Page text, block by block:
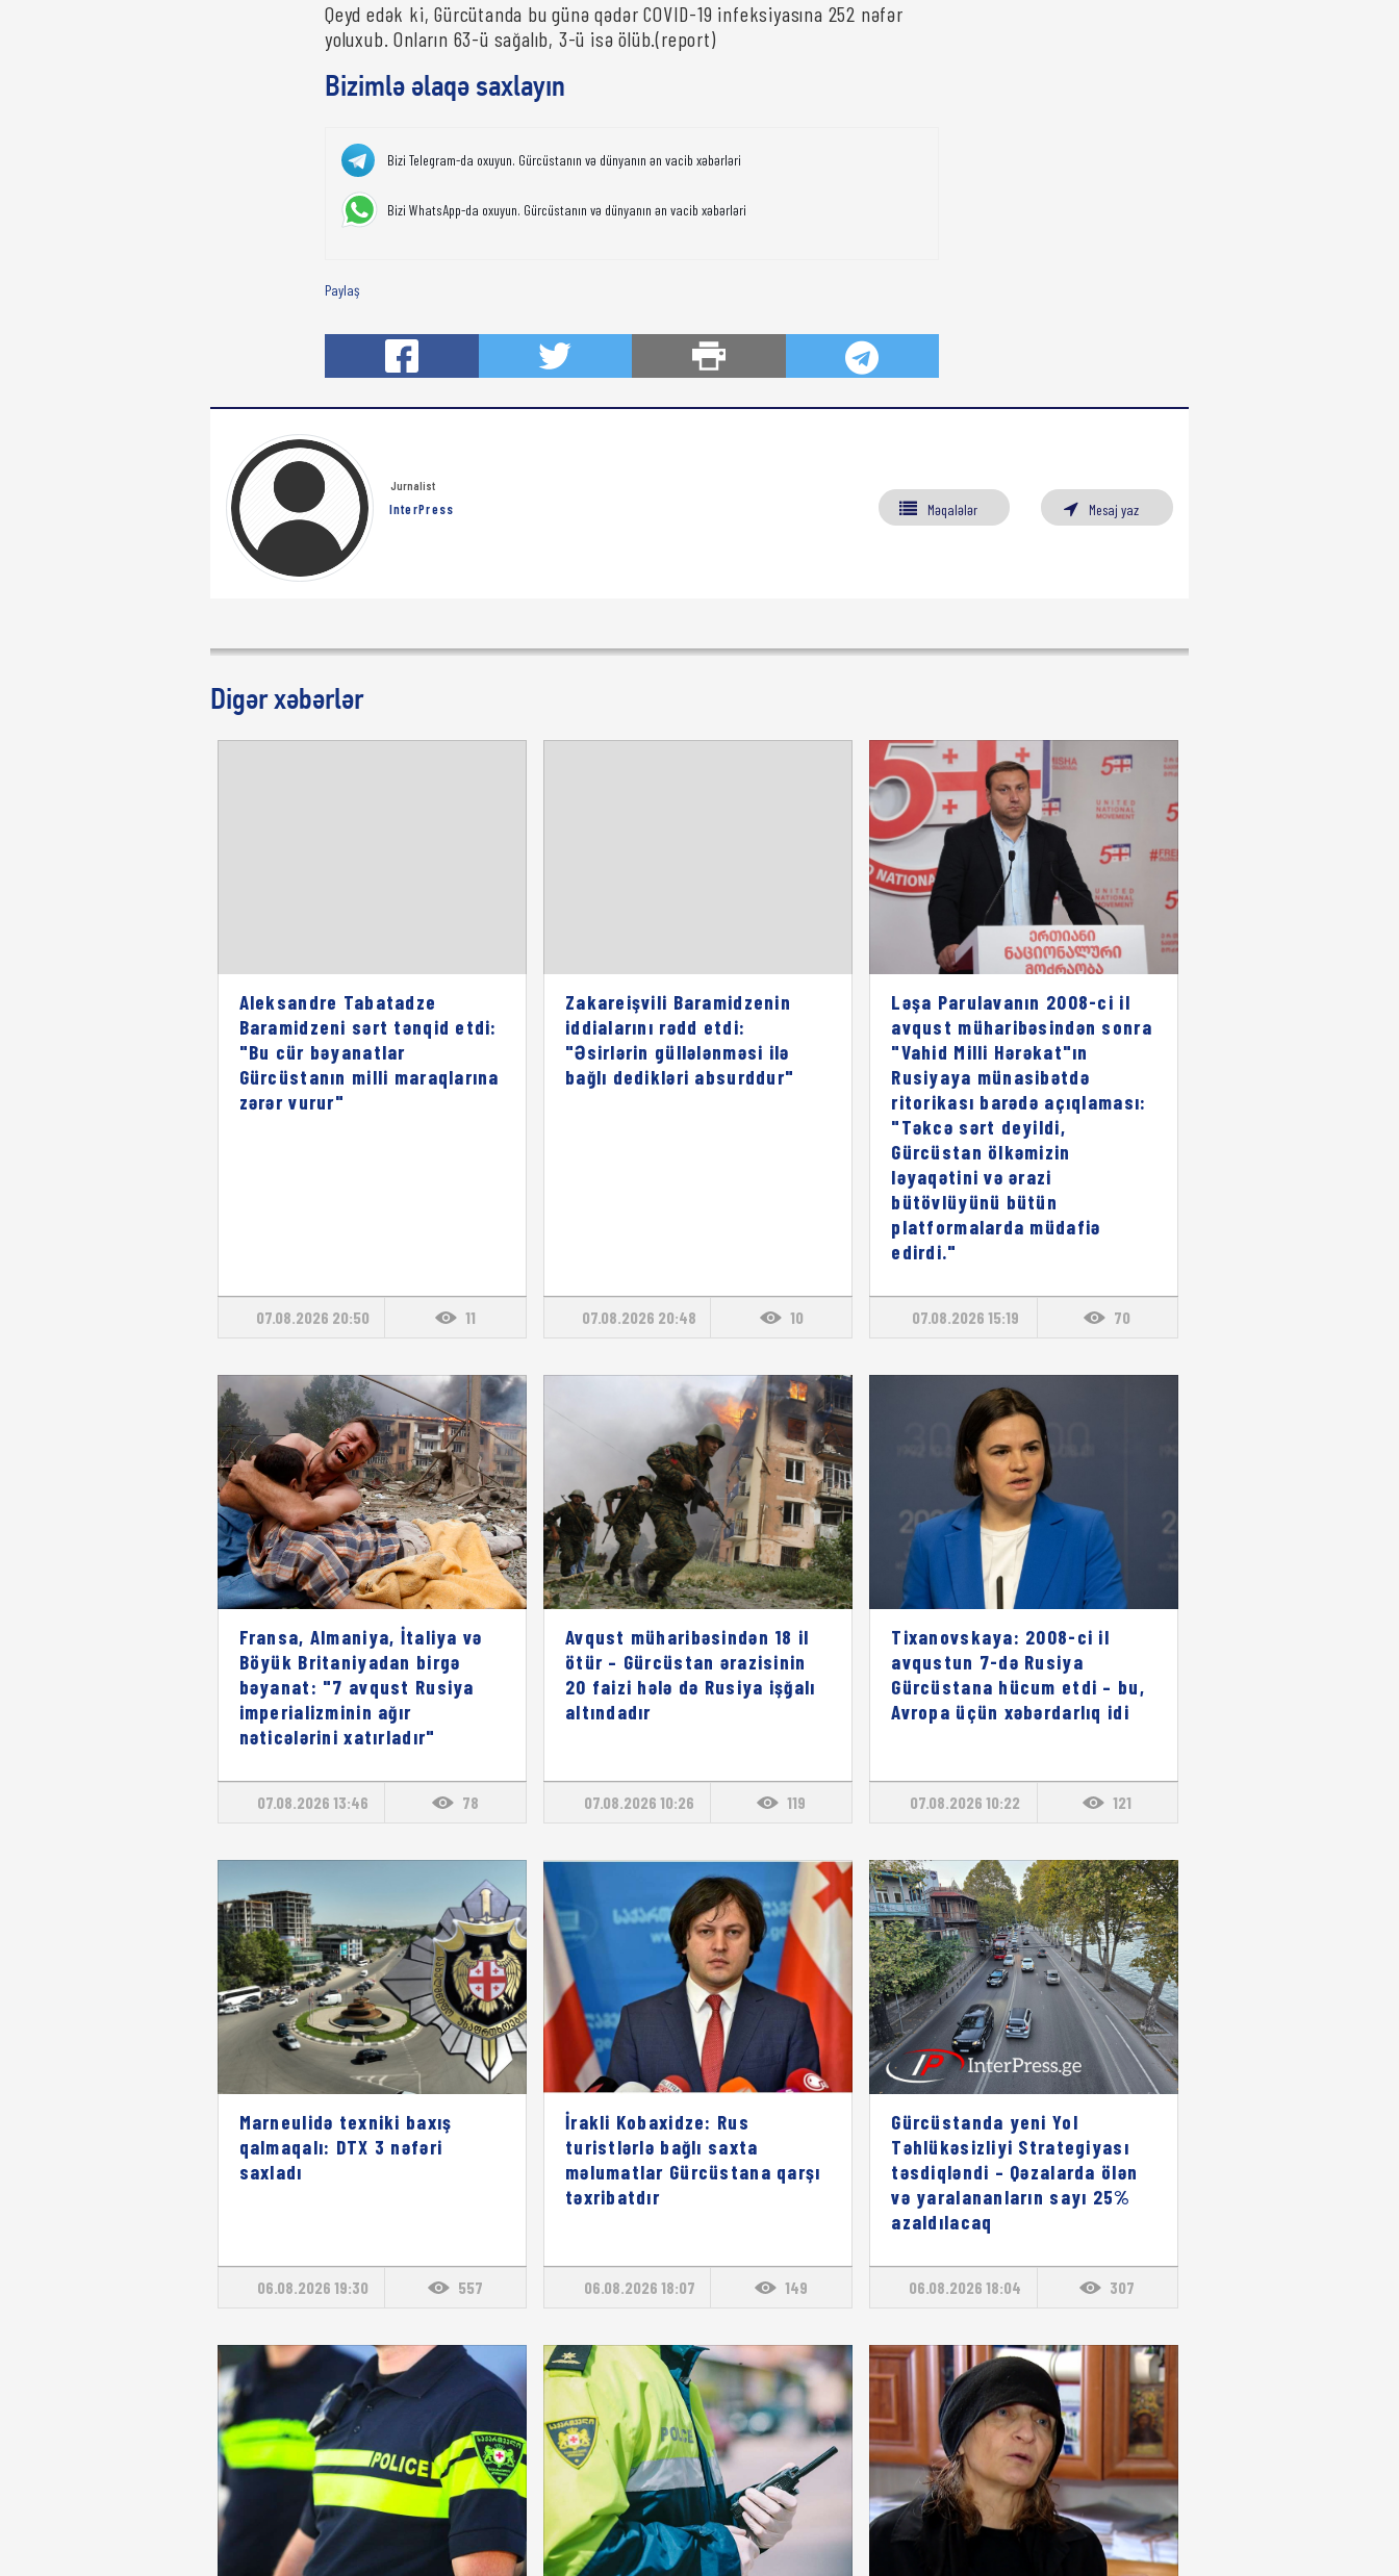
Qeyd edək ki, Gürcütanda bu günə qədər COVID-19 infeksiyasına 252 nəfər
yoluxub. Onların 63-ü sağalıb, 3-ü isə ölüb.(report)
Bizimlə əlaqə saxlayın
Bizi Telegram-da oxuyun. Gürcüstanın və dünyanın ən vacib xəbərləri
Bizi WhatsApp-da oxuyun. Gürcüstanın və dünyanın ən vacib xəbərləri
Paylaş
Jurnalist
InterPress Məqalələr Mesaj yaz
Digər xəbərlər
Aleksandre Tabatadze
Baramidzeni sərt tənqid etdi:
"Bu cür bəyanatlar
Gürcüstanın milli maraqlarına
zərər vurur"
07.08.2026 20:50 11
Zakareişvili Baramidzenin
iddialarını rədd etdi:
"Əsirlərin güllələnməsi ilə
bağlı dedikləri absurddur"
07.08.2026 20:48 10
Ləşa Parulavanın 2008-ci il
avqust müharibəsindən sonra
"Vahid Milli Hərəkat"ın
Rusiyaya münasibətdə
ritorikası barədə açıqlaması:
"Təkcə sərt deyildi,
Gürcüstan ölkəmizin
ləyaqətini və ərazi
bütövlüyünü bütün
platformalarda müdafiə
edirdi."
07.08.2026 15:19 70
Fransa, Almaniya, İtaliya və
Böyük Britaniyadan birgə
bəyanat: "7 avqust Rusiya
imperializminin ağır
nəticələrini xatırladır"
07.08.2026 13:46 78
Avqust müharibəsindən 18 il
ötür – Gürcüstan ərazisinin
20 faizi hələ də Rusiya işğalı
altındadır
07.08.2026 10:26 119
Tixanovskaya: 2008-ci il
avqustun 7-də Rusiya
Gürcüstana hücum etdi – bu,
Avropa üçün xəbərdarlıq idi
07.08.2026 10:22 121
Marneulidə texniki baxış
qalmaqalı: DTX 3 nəfəri
saxladı
06.08.2026 19:30 557
İrakli Kobaxidze: Rus
turistlərlə bağlı saxta
məlumatlar Gürcüstana qarşı
təxribatdır
06.08.2026 18:07 149
Gürcüstanda yeni Yol
Təhlükəsizliyi Strategiyası
təsdiqləndi – Qəzalarda ölən
və yaralananların sayı 25%
azaldılacaq
06.08.2026 18:04 307